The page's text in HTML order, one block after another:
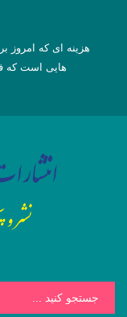
هزینه ای که امروز
هایی است که